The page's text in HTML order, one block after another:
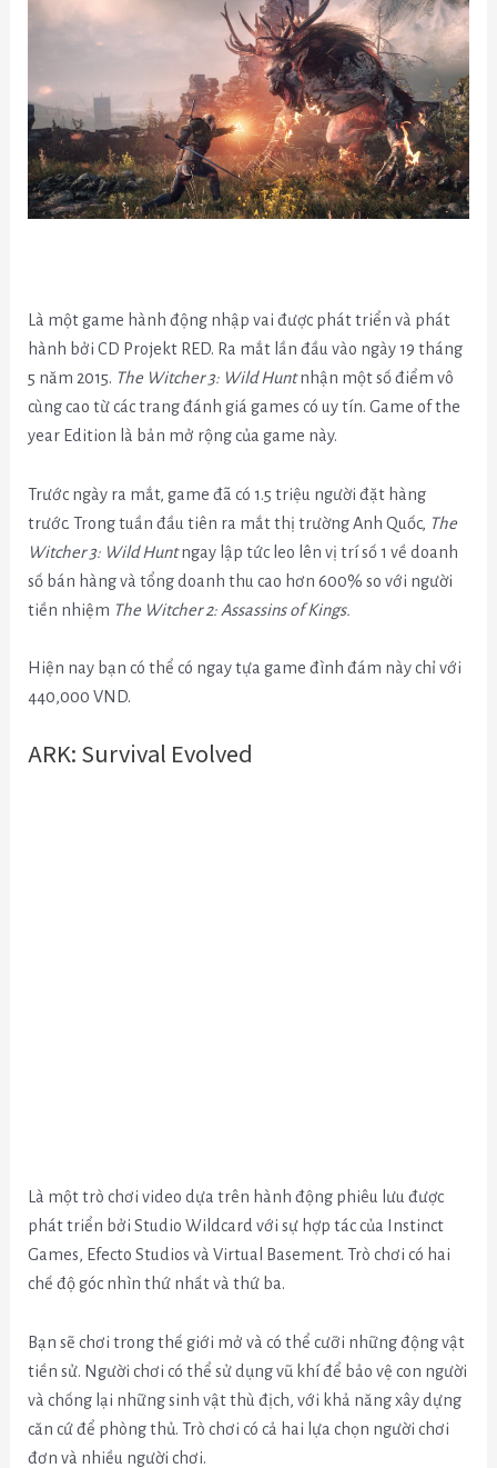
Là một game hành động nhập vai được phát triển và phát
hành bởi CD Projekt RED. Ra mắt lần đầu vào ngày 19 tháng
5 năm 2015. The Witcher 3: Wild Huntnhận một số điểm vô
cùng cao từ các trang đánh giá games có uy tín. Game of the
year Edition là bản mở rộng của game này.
Trước ngày ra mắt, game đã có 1.5 triệu người đặt hàng
trước. Trong tuần đầu tiên ra mắt thị trường Anh Quốc, The
Witcher 3: Wild Huntngay lập tức leo lên vị trí số 1 về doanh
số bán hàng và tổng doanh thu cao hơn 600% so với người
tiền nhiệm The Witcher 2: Assassins of Kings.
Hiện nay bạn có thể có ngay tựa game đình đám này chỉ với
440,000 VND.
ARK: Survival Evolved
Là một trò chơi video dựa trên hành động phiêu lưu được
phát triển bởi Studio Wildcard với sự hợp tác của Instinct
Games, Efecto Studios và Virtual Basement. Trò chơi có hai
chế độ góc nhìn thứ nhất và thứ ba.
Bạn sẽ chơi trong thế giới mở và có thể cưỡi những động vật
tiền sử. Người chơi có thể sử dụng vũ khí để bảo vệ con người
và chống lại những sinh vật thù địch, với khả năng xây dựng
căn cứ để phòng thủ. Trò chơi có cả hai lựa chọn người chơi
đơn và nhiều người chơi.